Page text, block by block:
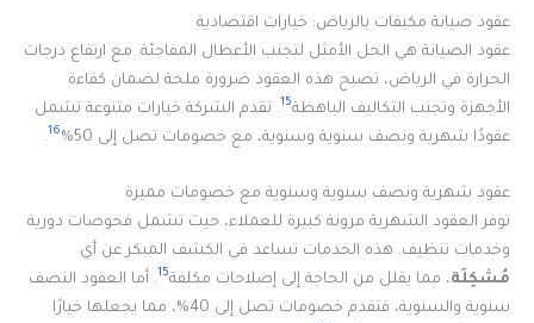
عقود صيانة مكيفات بالرياض: خيارات اقتصادية
عقود الصيانة هي الحل الأمثل لتجنب الأعطال المفاجئة. مع ارتفاع درجات
الحرارة في الرياض، تصبح هذه العقود ضرورة ملحة لضمان كفاءة
الأجهزة وتجنب التكاليف الباهظة15. تقدم الشركة خيارات متنوعة تشمل
عقودًا شهرية ونصف سنوية وسنوية، مع خصومات تصل إلى 50%
16
.
عقود شهرية ونصف سنوية وسنوية مع خصومات مميزة
توفر العقود الشهرية مرونة كبيرة للعملاء، حيث تشمل فحوصات دورية
وخدمات تنظيف. هذه الخدمات تساعد في الكشف المبكر عن أي
مُشكِلَة، مما يقلل من الحاجة إلى إصلاحات مكلفة15 . أما العقود النصف
سنوية والسنوية، فتقدم خصومات تصل إلى 40%، مما يجعلها خيارًا